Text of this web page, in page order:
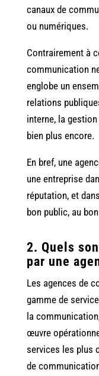
canaux de
ou numériques.
Contrairement à
communication
englobe un
relations
interne, la
bien plus encore.
En bref, une
une entreprise
réputation, et
bon public, au
2. Quels
par une
Les agences de
gamme de
la
œuvre
services les plus
de